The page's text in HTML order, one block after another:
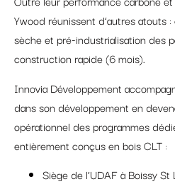
Ywood réunissent d‘autres atouts
sèche et pré-industrialisation des
construction rapide (6 mois).
Innovia Développement
dans son développement en
opérationnel des programmes
entièrement conçus en bois CLT :
Siège de l’UDAF à Boissy